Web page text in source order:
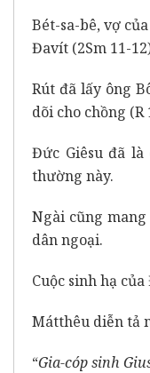
Bét-sa-bê, vợ
Đavít (2Sm 11-
Rút đã lấy ông
dõi cho chồng (R
Đức Giêsu đã là
thường này.
Ngài cũng
dân ngoại.
Cuộc sinh hạ
Mátthêu diễn tả
“Gia-cóp sinh